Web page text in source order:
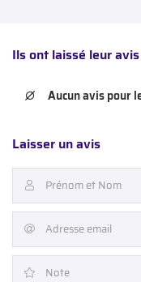
 Adresse email de
Code Captcha
Rafraîchir le captcha
l'adresse email indiqué ci-
Ils ont laissé leur avis
 Aucun avis pour
Laisser un avis
 Prénom et Nom
 Adresse email
 Note